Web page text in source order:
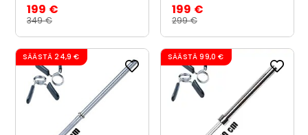
349 €
199 €
299 €
199 €
SÄÄSTÄ 24,9 € SÄÄSTÄ 99,0 €